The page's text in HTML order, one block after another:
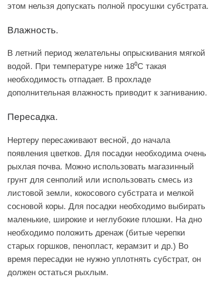
этом нельзя допускать полной просушки субстрата.
Влажность.
В летний период желательны опрыскивания мягкой
водой. При температуре ниже 18⁰C такая
необходимость отпадает. В прохладе
дополнительная влажность приводит к загниванию.
Пересадка.
Нертеру пересаживают весной, до начала
появления цветков. Для посадки необходима очень
рыхлая почва. Можно использовать магазинный
грунт для сенполий или использовать смесь из
листовой земли, кокосового субстрата и мелкой
сосновой коры. Для посадки необходимо выбирать
маленькие, широкие и неглубокие плошки. На дно
необходимо положить дренаж (битые черепки
старых горшков, пенопласт, керамзит и др.) Во
время пересадки не нужно уплотнять субстрат, он
должен остаться рыхлым.